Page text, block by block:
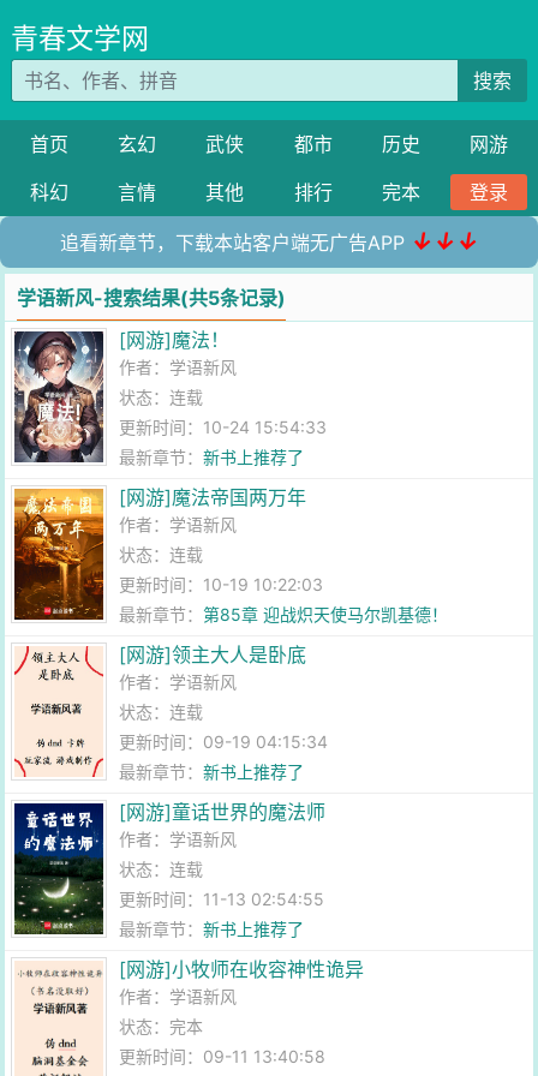
青春文学网
搜索
首页 玄幻 武侠 都市 历史
网游
科幻
言情 其他 排行 完本 登录
追看新章节，下载本站客户端无广告APP ↓↓↓
学语新风-搜索结果(共5条记录)
[网游]魔法！
作者： 学语新风
状态：连载
更新时间：10-24 15:54:33
最新章节：新书上推荐了
[网游]魔法帝国两万年
作者： 学语新风
状态：连载
更新时间：10-19 10:22:03
最新章节：第85章 迎战炽天使马尔凯基德！
[网游]领主大人是卧底
作者： 学语新风
状态：连载
更新时间：09-19 04:15:34
最新章节：新书上推荐了
[网游]童话世界的魔法师
作者： 学语新风
状态：连载
更新时间：11-13 02:54:55
最新章节：新书上推荐了
[网游]小牧师在收容神性诡异
作者： 学语新风
状态：完本
更新时间：09-11 13:40:58